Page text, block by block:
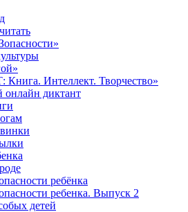
Интеллект. Творчество»
онлайн диктант
ребёнка
ребенка. Выпуск 2
детей